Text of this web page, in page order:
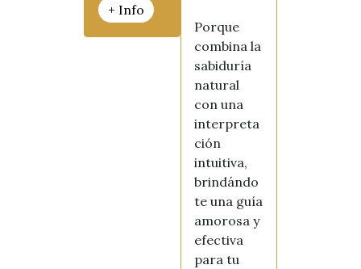
+ Info
Porque
combina la
sabiduría
natural
con una
interpreta
ción
intuitiva,
brindándo
te una guía
amorosa y
efectiva
para tu